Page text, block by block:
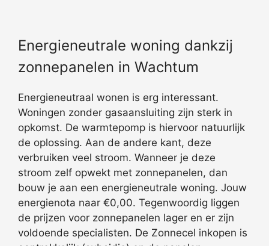
Energieneutrale woning dankzij
zonnepanelen in Wachtum
Energieneutraal wonen is erg interessant.
Woningen zonder gasaansluiting zijn sterk in
opkomst. De warmtepomp is hiervoor natuurlijk
de oplossing. Aan de andere kant, deze
verbruiken veel stroom. Wanneer je deze
stroom zelf opwekt met zonnepanelen, dan
bouw je aan een energieneutrale woning. Jouw
energienota naar €0,00. Tegenwoordig liggen
de prijzen voor zonnepanelen lager en er zijn
voldoende specialisten. De Zonnecel inkopen is